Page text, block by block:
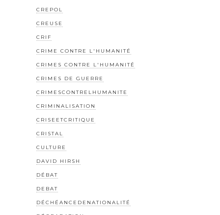
CREPOL
CREUSE
CRIF
CRIME CONTRE L'HUMANITÉ
CRIMES CONTRE L'HUMANITÉ
CRIMES DE GUERRE
CRIMESCONTRELHUMANITE
CRIMINALISATION
CRISEETCRITIQUE
CRISTAL
CULTURE
DAVID HIRSH
DÉBAT
DEBAT
DÉCHÉANCEDENATIONALITÉ